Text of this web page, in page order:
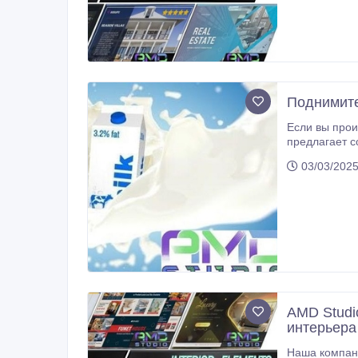
Если вы
предлагает создание рекламных
03/03/
AMD
интерьера
Наша компания